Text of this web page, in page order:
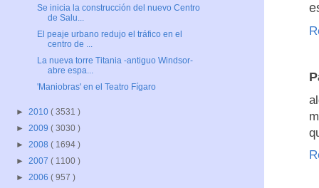
Se inicia la construcción del nuevo Centro
de Salu...
El peaje urbano redujo el tráfico en el
centro de ...
La nueva torre Titania -antiguo Windsor-
abre espa...
'Maniobras' en el Teatro Fígaro
► 2010 ( 3531 )
► 2009 ( 3030 )
► 2008 ( 1694 )
► 2007 ( 1100 )
► 2006 ( 957 )